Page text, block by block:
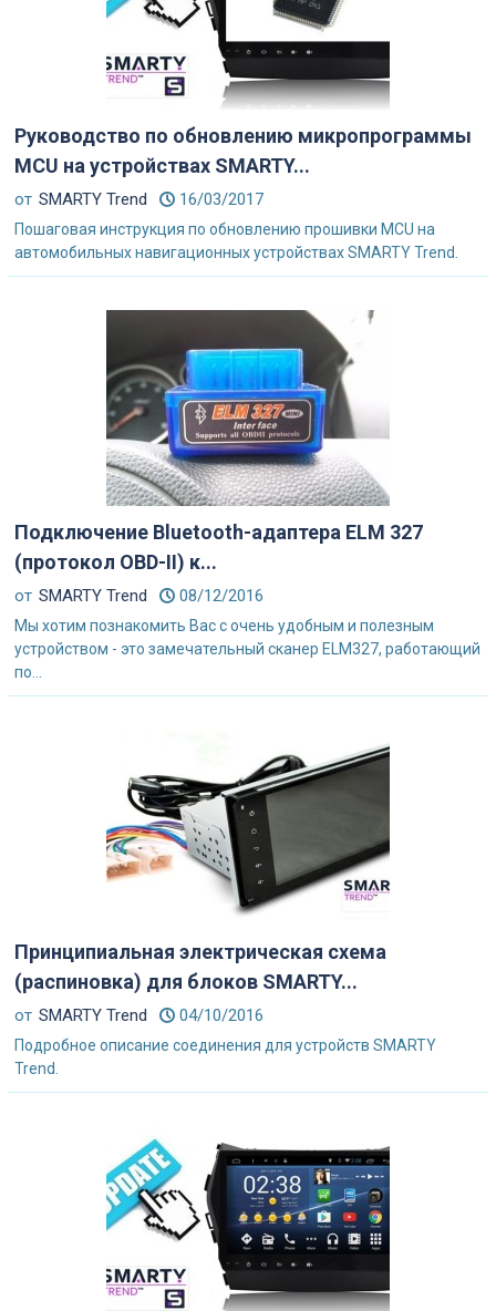
Руководство по обновлению микропрограммы
MCU на устройствах SMARTY...
от SMARTY Trend 16/03/2017
Пошаговая инструкция по обновлению прошивки MCU на
автомобильных навигационных устройствах SMARTY Trend.
Подключение Bluetooth-адаптера ELM 327
(протокол OBD-II) к...
от SMARTY Trend 08/12/2016
Мы хотим познакомить Вас с очень удобным и полезным
устройством - это замечательный сканер ELM327, работающий
по...
Принципиальная электрическая схема
(распиновка) для блоков SMARTY...
от SMARTY Trend 04/10/2016
Подробное описание соединения для устройств SMARTY
Trend.